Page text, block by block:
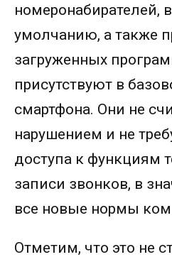
номеронабирателей,
умолчанию, а также
загруженных
присутствуют в
смартфона. Они не
нарушением и не
доступа к функциям
записи звонков, в
все новые нормы
Отметим, что это не